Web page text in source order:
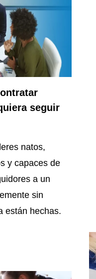
seguir
natos,
y capaces de
a un
sin
están hechas.